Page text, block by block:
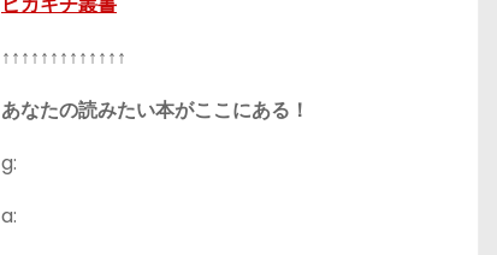
↑↑↑↑↑↑↑↑↑↑↑↑↑
あなたの読みたい本がここにある！
g:
a: